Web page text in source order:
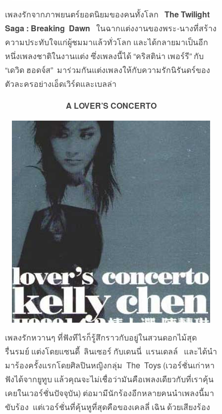
เพลงรักจากภาพยนตร์ยอดนิยมของคนทั้งโลก The Twilight
Saga : Breaking Dawn ในฉากแต่งงานของพระ-นางที่สร้าง
ความประทับใจแก่ผู้ชมมาแล้วทั่วโลก และได้กลายมาเป็นอีก
หนึ่งเพลงชาติในงานแต่ง ซึ่งเพลงนี้ได้ “คริสติน่า เพอร์รี” กับ
“เดวิด ฮอดจ์ส” มาร่วมกันแต่งเพลงให้กับความรักนิรันดร์ของ
ตัวละครอย่างเอ็ดเวิร์ดและเบลล่า
A LOVER’S CONCERTO
เพลงรักหวานๆ ที่ฟังทีไรก็รู้สึกราวกับอยู่ในสวนดอกไม้สุด
รื่นรมย์ แต่งโดยแซนดี้ ลินเซอร์ กับเดนนี่ แรนเดลล์ และได้นำ
มาร้องครั้งแรกโดยศิลปินหญิงกลุ่ม The Toys (เวอร์ชั่นเก่าหา
ฟังได้จากยูทูบ แล้วคุณจะไม่เชื่อว่ามันคือเพลงเดียวกับที่เราคุ้น
เคยในเวอร์ชั่นปัจจุบัน) ต่อมามีนักร้องอีกหลายคนนำเพลงนี้มา
ขับร้อง แต่เวอร์ชั่นที่คุ้นหูที่สุดคือของเคลลี่ เฉิน ด้วยเสียงร้อง